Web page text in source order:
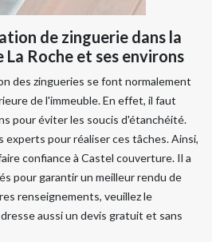
de zinguerie dans la
La Roche et ses environs
des zingueries se font normalement
de l'immeuble. En effet, il faut
pour éviter les soucis d'étanchéité.
pour réaliser ces tâches. Ainsi,
confiance à Castel couverture. Il a
pour garantir un meilleur rendu de
renseignements, veuillez le
aussi un devis gratuit et sans